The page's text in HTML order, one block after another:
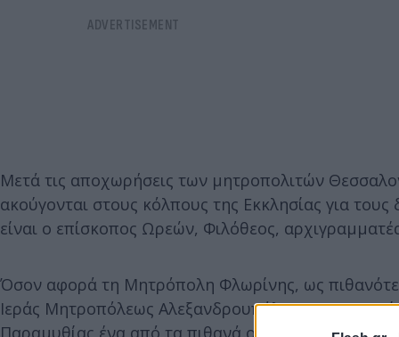
Μετά τις αποχωρήσεις των µητροπολιτών
ακούγονται στους κόλπους της Εκκλησίας για
είναι ο επίσκοπος Ωρεών, Φιλόθεος,
Όσον αφορά τη Μητρόπολη Φλωρίνης, ως
Ιεράς Μητροπόλεως Αλεξανδρουπόλεως, π.
Παραµυθίας ένα από τα πιθανά ονόματα είναι